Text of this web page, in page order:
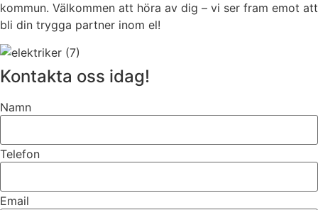
kommun. Välkommen att höra av dig – vi ser fram emot att
bli din trygga partner inom el!
Kontakta oss idag!
Namn
Telefon
Email